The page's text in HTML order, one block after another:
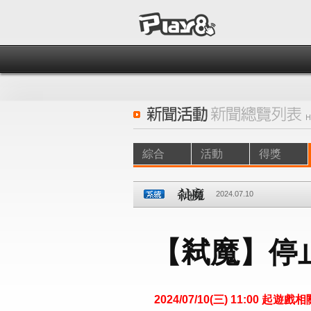
綜合 活動 得獎
2024.07.10
【弒魔】
2024/07/10(三) 11:00 起遊戲相